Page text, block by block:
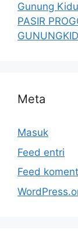
Gunung
PASIR
Meta
Masuk
Feed entri
Feed